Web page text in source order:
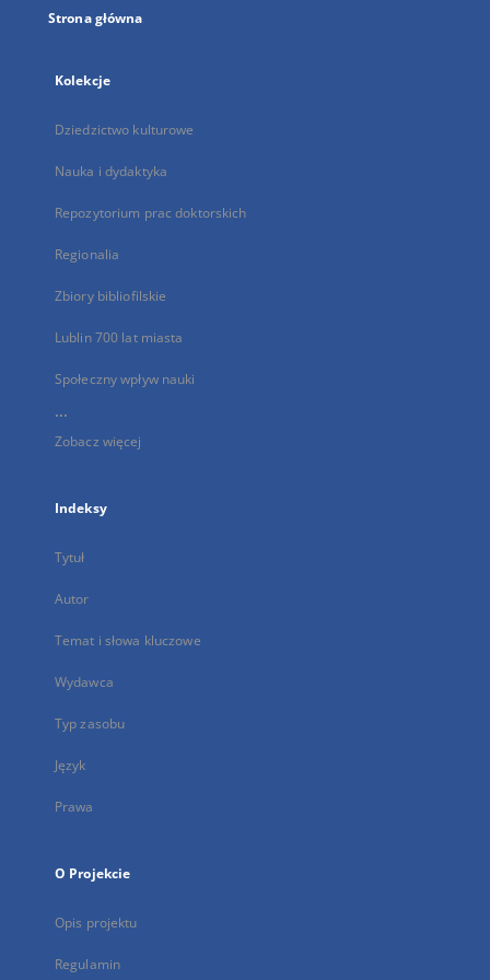
Strona główna
Kolekcje
Dziedzictwo kulturowe
Nauka i dydaktyka
Repozytorium prac doktorskich
Regionalia
Zbiory bibliofilskie
Lublin 700 lat miasta
Społeczny wpływ nauki
...
Zobacz więcej
Indeksy
Tytuł
Autor
Temat i słowa kluczowe
Wydawca
Typ zasobu
Język
Prawa
O Projekcie
Opis projektu
Regulamin